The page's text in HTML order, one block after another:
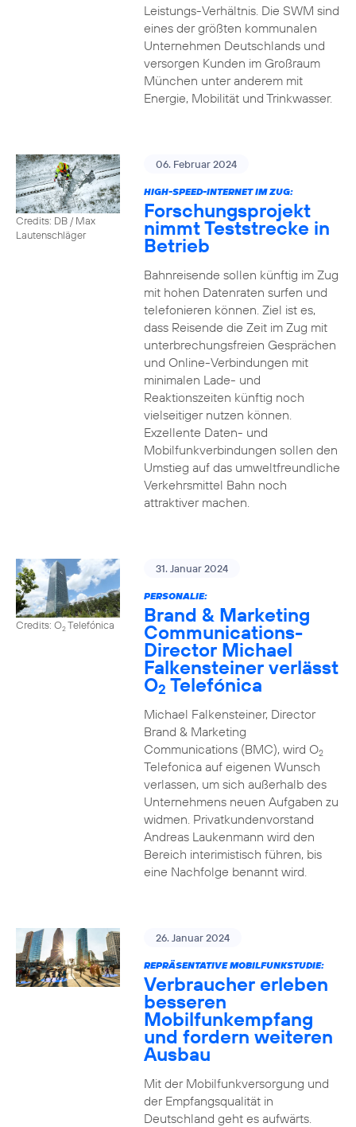
Leistungs-Verhältnis. Die SWM sind
eines der größten kommunalen
Unternehmen Deutschlands und
versorgen Kunden im Großraum
München unter anderem mit
Energie, Mobilität und Trinkwasser.
Credits: DB / Max
Lautenschläger
06. Februar 2024
HIGH-SPEED-INTERNET IM ZUG:
Forschungsprojekt
nimmt Teststrecke in
Betrieb
Bahnreisende sollen künftig im Zug
mit hohen Datenraten surfen und
telefonieren können. Ziel ist es,
dass Reisende die Zeit im Zug mit
unterbrechungsfreien Gesprächen
und Online-Verbindungen mit
minimalen Lade- und
Reaktionszeiten künftig noch
vielseitiger nutzen können.
Exzellente Daten- und
Mobilfunkverbindungen sollen den
Umstieg auf das umweltfreundliche
Verkehrsmittel Bahn noch
attraktiver machen.
Credits: O2Telefónica
31. Januar 2024
PERSONALIE:
Brand & Marketing
Communications-
Director Michael
Falkensteiner verlässt
O2 Telefónica
Michael Falkensteiner, Director
Brand & Marketing
Communications (BMC), wird O2
Telefonica auf eigenen Wunsch
verlassen, um sich außerhalb des
Unternehmens neuen Aufgaben zu
widmen. Privatkundenvorstand
Andreas Laukenmann wird den
Bereich interimistisch führen, bis
eine Nachfolge benannt wird.
26. Januar 2024
REPRÄSENTATIVE MOBILFUNKSTUDIE:
Verbraucher erleben
besseren
Mobilfunkempfang
und fordern weiteren
Ausbau
Mit der Mobilfunkversorgung und
der Empfangsqualität in
Deutschland geht es aufwärts.